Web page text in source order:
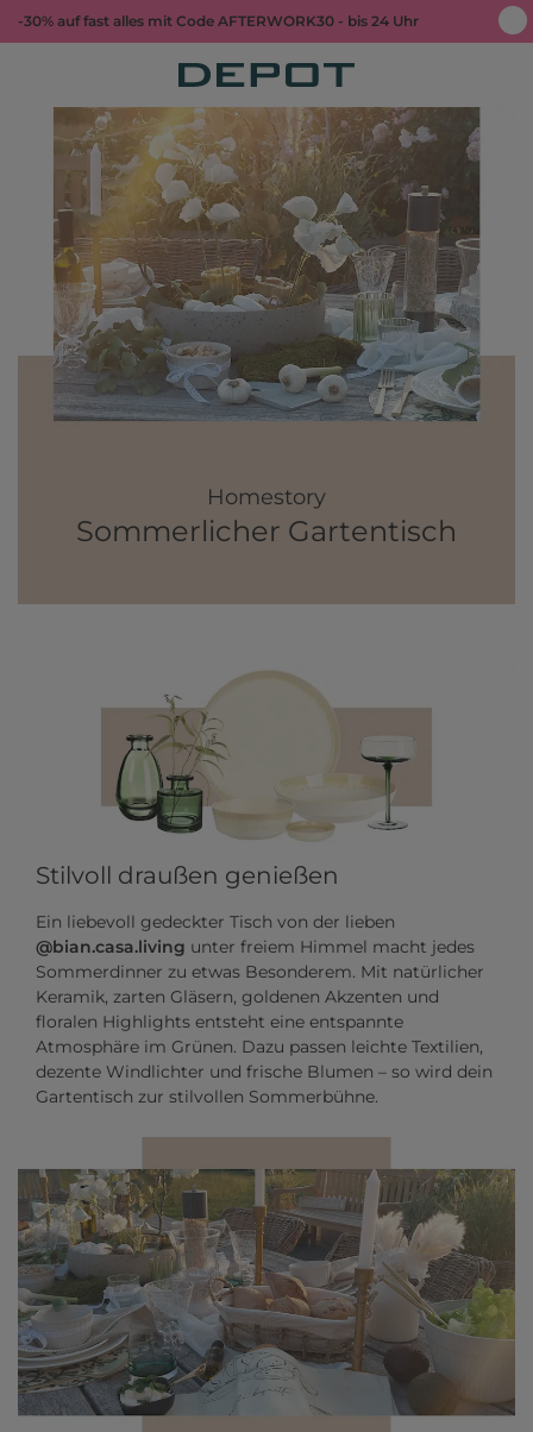
-30% auf fast alles mit Code AFTERWORK30 - bis 24 Uhr
Sommerlicher Gartentisch
Homestory
Stilvoll draußen genießen
Ein liebevoll gedeckter Tisch von der lieben
@bian.casa.living unter freiem Himmel macht jedes
Sommerdinner zu etwas Besonderem. Mit natürlicher
Keramik, zarten Gläsern, goldenen Akzenten und
floralen Highlights entsteht eine entspannte
Atmosphäre im Grünen. Dazu passen leichte Textilien,
dezente Windlichter und frische Blumen – so wird dein
Gartentisch zur stilvollen Sommerbühne.